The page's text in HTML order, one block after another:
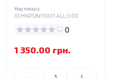
Код товару:
01.HNPONYXXX1.ALL.0.00
0
1 350.00 грн.